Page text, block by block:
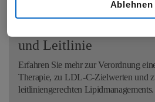
und Leitlinie
Erfahren Sie mehr zur Verordnung
Therapie, zu LDL-C-Zielwerten und
leitliniengerechten Lipidmanagements.
Ablehnen